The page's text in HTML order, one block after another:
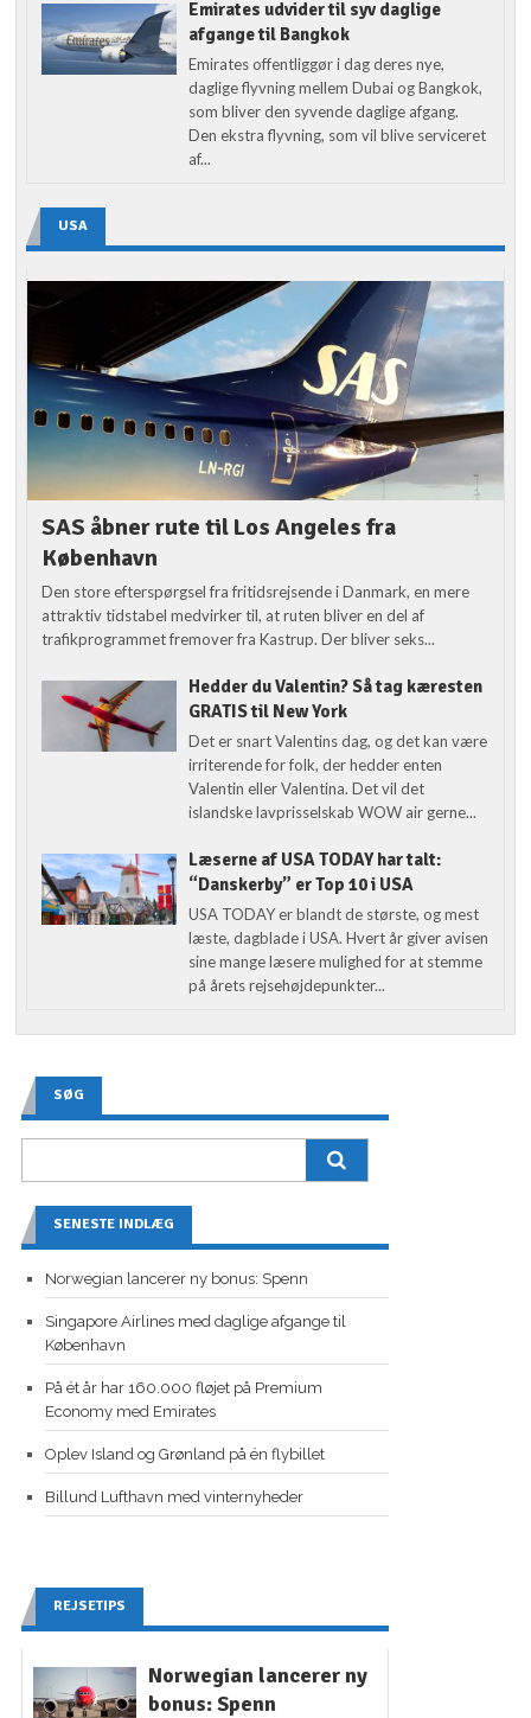
Emirates udvider til syv daglige
afgange til Bangkok
Emirates offentliggør i dag deres nye,
daglige flyvning mellem Dubai og Bangkok,
som bliver den syvende daglige afgang.
Den ekstra flyvning, som vil blive serviceret
af...
USA
SAS åbner rute til Los Angeles fra
København
Den store efterspørgsel fra fritidsrejsende i Danmark, en mere
attraktiv tidstabel medvirker til, at ruten bliver en del af
trafikprogrammet fremover fra Kastrup. Der bliver seks...
Hedder du Valentin? Så tag kæresten
GRATIS til New York
Det er snart Valentins dag, og det kan være
irriterende for folk, der hedder enten
Valentin eller Valentina. Det vil det
islandske lavprisselskab WOW air gerne...
Læserne af USA TODAY har talt:
“Danskerby” er Top 10 i USA
USA TODAY er blandt de største, og mest
læste, dagblade i USA. Hvert år giver avisen
sine mange læsere mulighed for at stemme
på årets rejsehøjdepunkter...
SØG
SENESTE INDLÆG
Norwegian lancerer ny bonus: Spenn
Singapore Airlines med daglige afgange til
København
På ét år har 160.000 fløjet på Premium
Economy med Emirates
Oplev Island og Grønland på én flybillet
Billund Lufthavn med vinternyheder
REJSETIPS
Norwegian lancerer ny
bonus: Spenn